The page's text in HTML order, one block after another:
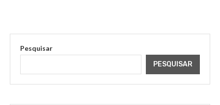
Pesquisar
PESQUISAR